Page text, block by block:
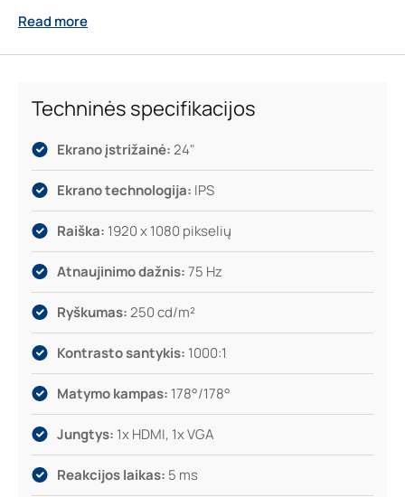
todėl kasdienės užduotys tampa dar paprastesnės ir
Read more
Techninės specifikacijos
Ekrano įstrižainė:24"
Ekrano technologija: IPS
Raiška: 1920 x 1080 pikselių
Atnaujinimo dažnis:75 Hz
Ryškumas:250 cd/m²
Kontrasto santykis: 1000:1
Matymo kampas: 178°/178°
Jungtys: 1x HDMI, 1x VGA
Reakcijos laikas: 5 ms